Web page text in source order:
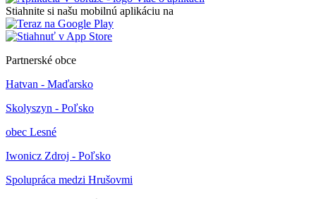
Stiahnite si našu mobilnú aplikáciu na
Partnerské obce
Hatvan - Maďarsko
Skolyszyn - Poľsko
obec Lesné
Iwonicz Zdroj - Poľsko
Spolupráca medzi Hrušovmi